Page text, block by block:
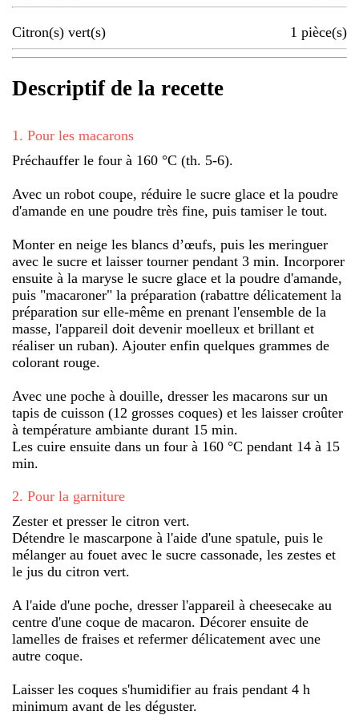
Citron(s) vert(s) 1 pièce(s)
Descriptif de la recette
1 . Pour les macarons
Préchauffer le four à 160 °C (th. 5-6).
Avec un robot coupe, réduire le sucre glace et la poudre
d'amande en une poudre très fine, puis tamiser le tout.
Monter en neige les blancs d’œufs, puis les meringuer
avec le sucre et laisser tourner pendant 3 min. Incorporer
ensuite à la maryse le sucre glace et la poudre d'amande,
puis "macaroner" la préparation (rabattre délicatement la
préparation sur elle-même en prenant l'ensemble de la
masse, l'appareil doit devenir moelleux et brillant et
réaliser un ruban). Ajouter enfin quelques grammes de
colorant rouge.
Avec une poche à douille, dresser les macarons sur un
tapis de cuisson (12 grosses coques) et les laisser croûter
à température ambiante durant 15 min.
Les cuire ensuite dans un four à 160 °C pendant 14 à 15
min.
2. Pour la garniture
Zester et presser le citron vert.
Détendre le mascarpone à l'aide d'une spatule, puis le
mélanger au fouet avec le sucre cassonade, les zestes et
le jus du citron vert.
A l'aide d'une poche, dresser l'appareil à cheesecake au
centre d'une coque de macaron. Décorer ensuite de
lamelles de fraises et refermer délicatement avec une
autre coque.
Laisser les coques s'humidifier au frais pendant 4 h
minimum avant de les déguster.